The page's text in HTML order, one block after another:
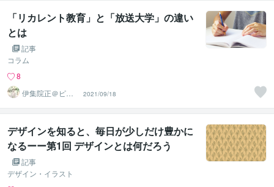
「リカレント教育」と「放送大学」の違い
とは
記事
コラム
8
伊集院正＠ピー
プルエナジー株
式会社
2021/09/18
デザインを知ると、毎日が少しだけ豊かに
なるーー第1回 デザインとは何だろう
記事
デザイン・イラスト